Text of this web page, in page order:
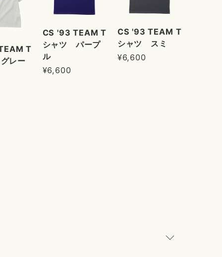
T
レー
CS '93 TEAM T
シャツ パープ
ル
¥6,600
CS '93 TEAM T
シャツ スミ
¥6,600